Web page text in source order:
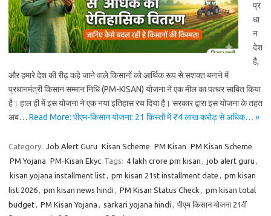
प्र
धा
न
देश
है,
और हमारे देश की रीढ़ कहे जाने वाले किसानों को आर्थिक रूप से सशक्त बनाने में
प्रधानमंत्री किसान सम्मान निधि (PM-KISAN) योजना ने एक मील का पत्थर साबित किया
है। हाल ही में इस योजना ने एक नया इतिहास रच दिया है। सरकार द्वारा इस योजना के तहत
अब… Read More: पीएम-किसान योजना: 21 किस्तों में ₹4 लाख करोड़ से अधिक… »
Category: Job Alert Guru Kisan Scheme PM Kisan PM Kisan Scheme
PM Yojana PM-Kisan Ekyc Tags: 4 lakh crore pm kisan , job alert guru ,
kisan yojana installment list, pm kisan 21st installment date , pm kisan
list 2026, pm kisan news hindi , PM Kisan Status Check , pm kisan total
budget, PM Kisan Yojana , sarkari yojana hindi , पीएम किसान योजना 21वीं